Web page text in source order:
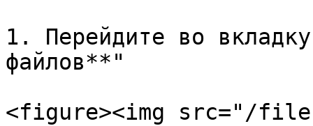
1. Перейдите во
файлов**"
<figure><img src="/files/